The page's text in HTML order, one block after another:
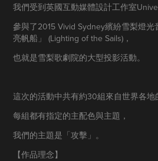
我們受到英國互動媒體設計工作室
參與了2015 Vivid Sydney繽紛雪梨燈
亮帆船」 (Lighting of the Sails)，
也就是雪梨歌劇院的大型投影活動。
這次的活動中共有約30組來自世界各地
每組都有指定的主配色與主題，
我們的主題是「攻擊」。
【作品理念】